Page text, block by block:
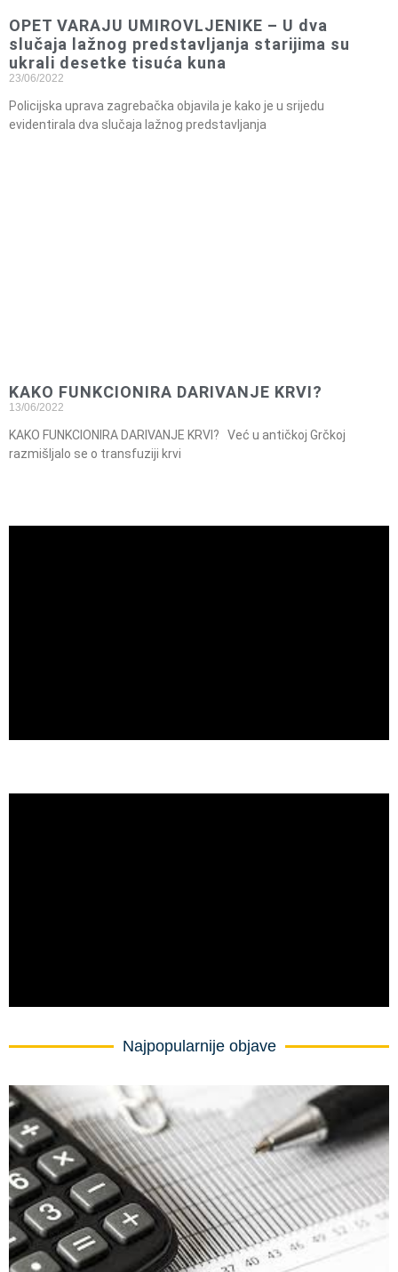
OPET VARAJU UMIROVLJENIKE – U dva
slučaja lažnog predstavljanja starijima su
ukrali desetke tisuća kuna
23/06/2022
Policijska uprava zagrebačka objavila je kako je u srijedu
evidentirala dva slučaja lažnog predstavljanja
KAKO FUNKCIONIRA DARIVANJE KRVI?
13/06/2022
KAKO FUNKCIONIRA DARIVANJE KRVI? Već u antičkoj Grčkoj
razmišljalo se o transfuziji krvi
Najpopularnije objave